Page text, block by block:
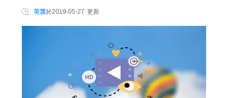
芙蕖於2019-05-27 更新